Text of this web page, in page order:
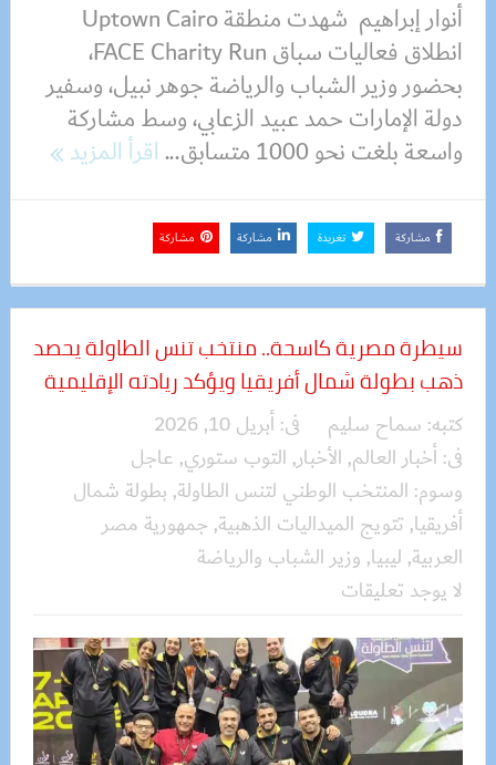
أنوار إبراهيم شهدت منطقة Uptown Cairo
انطلاق فعاليات سباق FACE Charity Run،
بحضور وزير الشباب والرياضة جوهر نبيل، وسفير
دولة الإمارات حمد عبيد الزعابي، وسط مشاركة
واسعة بلغت نحو 1000 متسابق...
اقرأ المزيد
مشاركة تغريدة مشاركة مشاركة
سيطرة مصرية كاسحة.. منتخب تنس الطاولة يحصد
ذهب بطولة شمال أفريقيا ويؤكد ريادته الإقليمية
كتبه: سماح سليم فى:أبريل 10, 2026
فى:أخبار العالم, الأخبار, التوب ستوري, عاجل
وسوم: المنتخب الوطني لتنس الطاولة, بطولة شمال
أفريقيا, تتويج الميداليات الذهبية, جمهورية مصر
العربية, ليبيا, وزير الشباب والرياضة
لا يوجد تعليقات